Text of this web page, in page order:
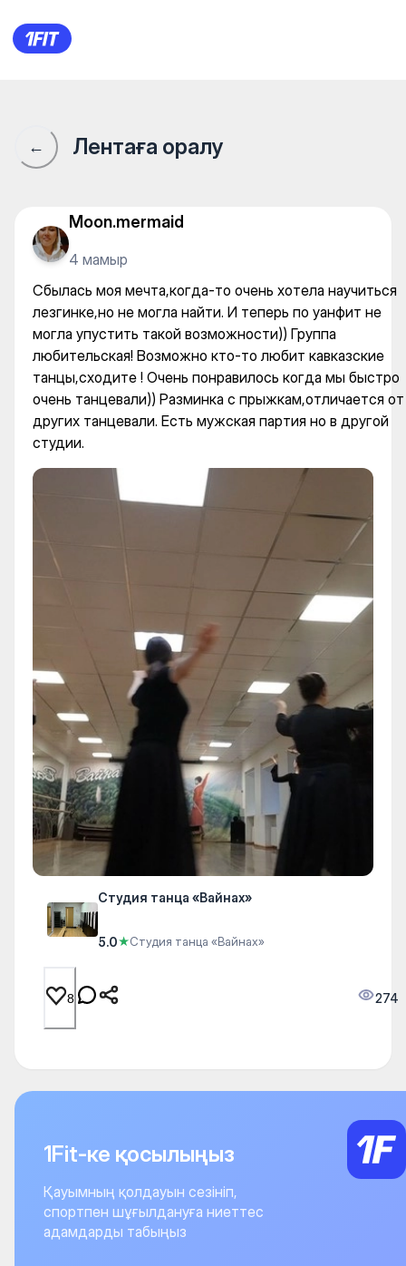
Студия танца «Вайнах» —
← Лентаға оралу
Moon.mermaid
4 мамыр
Сбылась моя мечта,когда-то очень хотела научиться
лезгинке,но не могла найти. И теперь по уанфит не
могла упустить такой возможности)) Группа
любительская! Возможно кто-то любит кавказские
танцы,сходите ! Очень понравилось когда мы быстро
очень танцевали)) Разминка с прыжкам,отличается от
других танцевали. Есть мужская партия но в другой
студии.
Студия танца «Вайнах»
5.0★Студия танца «Вайнах»
8 274
1Fit-ке қосылыңыз
Қауымның қолдауын сезініп,
спортпен шұғылдануға ниеттес
адамдарды табыңыз